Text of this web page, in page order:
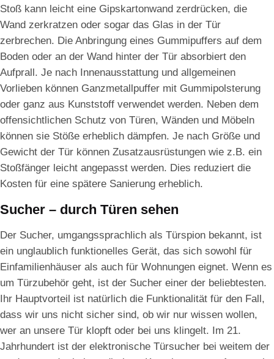
Stoß kann leicht eine Gipskartonwand zerdrücken, die
Wand zerkratzen oder sogar das Glas in der Tür
zerbrechen. Die Anbringung eines Gummipuffers auf dem
Boden oder an der Wand hinter der Tür absorbiert den
Aufprall. Je nach Innenausstattung und allgemeinen
Vorlieben können Ganzmetallpuffer mit Gummipolsterung
oder ganz aus Kunststoff verwendet werden. Neben dem
offensichtlichen Schutz von Türen, Wänden und Möbeln
können sie Stöße erheblich dämpfen. Je nach Größe und
Gewicht der Tür können Zusatzausrüstungen wie z.B. ein
Stoßfänger leicht angepasst werden. Dies reduziert die
Kosten für eine spätere Sanierung erheblich.
Sucher – durch Türen sehen
Der Sucher, umgangssprachlich als Türspion bekannt, ist
ein unglaublich funktionelles Gerät, das sich sowohl für
Einfamilienhäuser als auch für Wohnungen eignet. Wenn es
um Türzubehör geht, ist der Sucher einer der beliebtesten.
Ihr Hauptvorteil ist natürlich die Funktionalität für den Fall,
dass wir uns nicht sicher sind, ob wir nur wissen wollen,
wer an unsere Tür klopft oder bei uns klingelt. Im 21.
Jahrhundert ist der elektronische Türsucher bei weitem der